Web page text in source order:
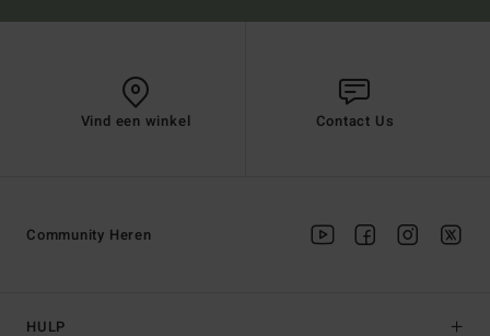
Vind een winkel Contact Us
HULP
Community Heren